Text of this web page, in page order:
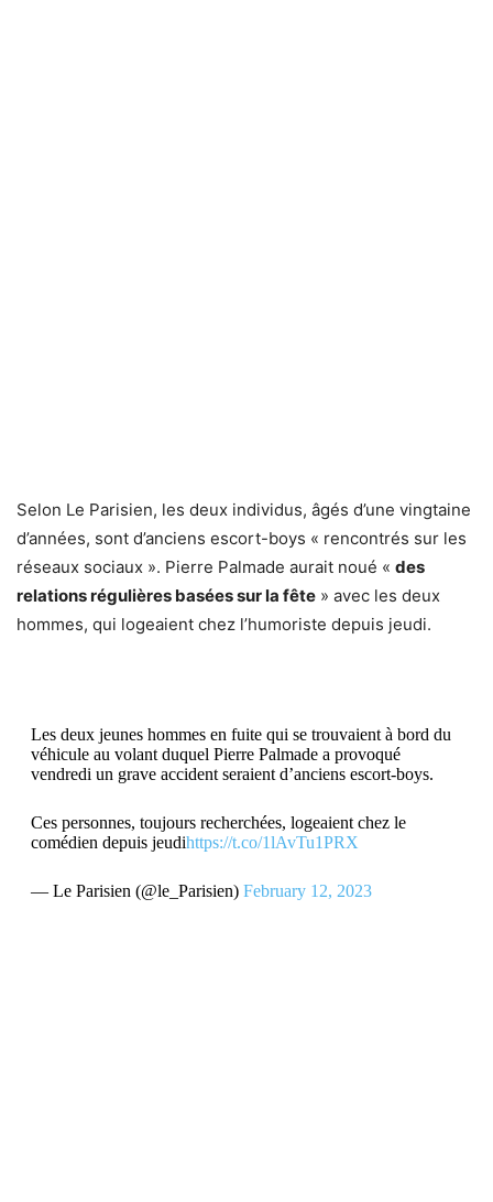
Selon Le Parisien, les deux individus, âgés d’une vingtaine
d’années, sont d’anciens escort-boys « rencontrés sur les
réseaux sociaux ». Pierre Palmade aurait noué « des
relations régulières basées sur la fête » avec les deux
hommes, qui logeaient chez l’humoriste depuis jeudi.
Les deux jeunes hommes en fuite qui se trouvaient à bord du
véhicule au volant duquel Pierre Palmade a provoqué
vendredi un grave accident seraient d’anciens escort-boys.
Ces personnes, toujours recherchées, logeaient chez le
comédien depuis jeudihttps://t.co/1lAvTu1PRX
— Le Parisien (@le_Parisien) February 12, 2023